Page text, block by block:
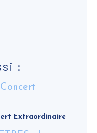
:
Extraordinaire